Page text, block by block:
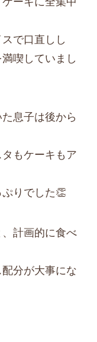
で口直しし
喫していまし
息子は後から
もケーキもア
りでした👏
計画的に食べ
分が大事にな